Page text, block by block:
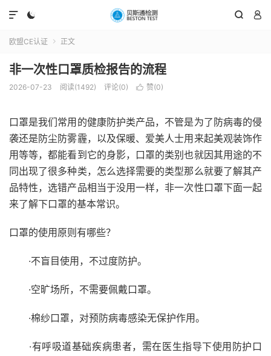
  

欧盟CE认证  正文
非一次性口罩质检报告的流程
2026-07-23 阅读(1492) 评论(0)  赞(0)
口罩是我们常用的健康防护类产品，不管是为了防病毒的侵
袭还是防尘防雾霾，以及保暖、爱美人士用来起美观装饰作
用等等，都能看到它的身影，口罩的类别也就因其用途的不
同出现了很多种类，怎么选择需要的类型那么就要了解其产
品特性，选错产品相当于没用一样，非一次性口罩下面一起
来了解下口罩的基本常识。
口罩的使用原则有哪些？
·不盲目使用，不过度防护。
·空旷场所，不需要佩戴口罩。
·棉纱口罩，对预防病毒感染无保护作用。
·有呼吸道基础疾病患者，需在医生指导下使用防护口